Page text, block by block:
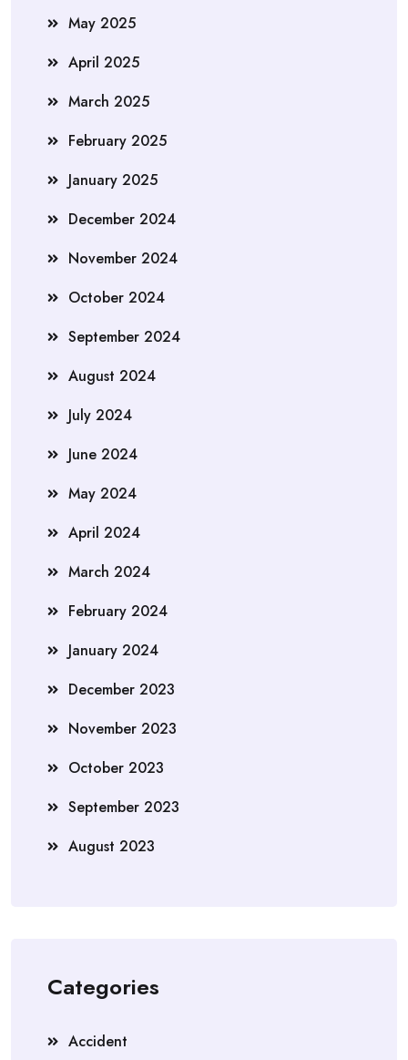
May 2025
April 2025
March 2025
February 2025
January 2025
December 2024
November 2024
October 2024
September 2024
August 2024
July 2024
June 2024
May 2024
April 2024
March 2024
February 2024
January 2024
December 2023
November 2023
October 2023
September 2023
August 2023
Categories
Accident